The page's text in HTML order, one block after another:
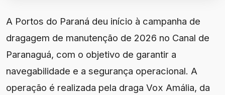
A Portos do Paraná deu início à campanha de
dragagem de manutenção de 2026 no Canal de
Paranaguá, com o objetivo de garantir a
navegabilidade e a segurança operacional. A
operação é realizada pela draga Vox Amália, da